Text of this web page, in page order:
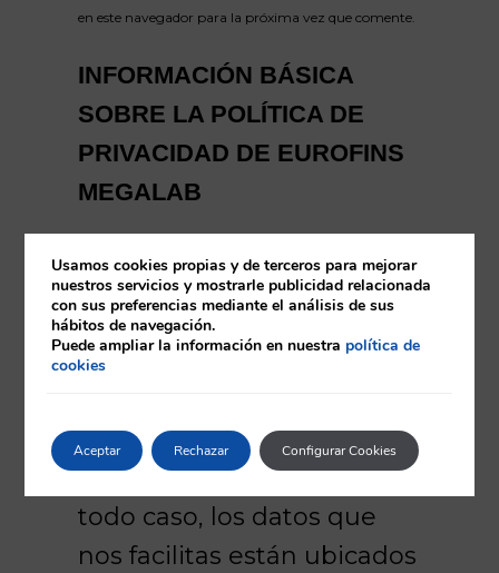
en este navegador para la próxima vez que comente.
INFORMACIÓN BÁSICA
SOBRE LA POLÍTICA DE
PRIVACIDAD DE EUROFINS
MEGALAB
solicita tu consentimiento
para publicar y moderar los
comentarios. Los datos no
en los casos en que exista
una obligación legal. En
todo caso, los datos que
nos facilitas están ubicados
Usamos cookies propias y de terceros para mejorar
nuestros servicios y mostrarle publicidad relacionada
con sus preferencias mediante el análisis de sus
hábitos de navegación.
Puede ampliar la información en nuestra política de
cookies
Aceptar Rechazar Configurar Cookies